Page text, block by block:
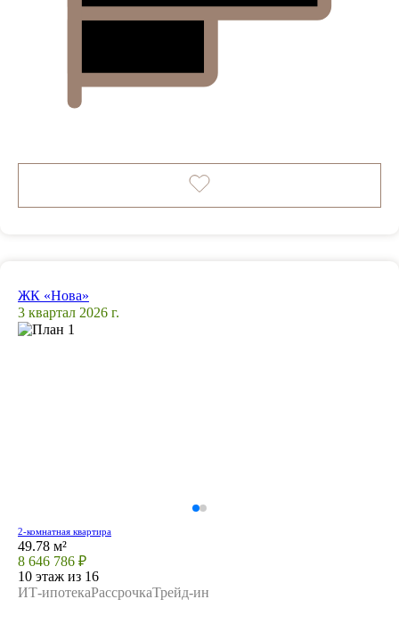
ЖК «Нова»
3 квартал 2026 г.
2-комнатная квартира
49.78 м²
8 646 786 ₽
10 этаж из 16
ИТ-ипотекаРассрочкаТрейд-ин